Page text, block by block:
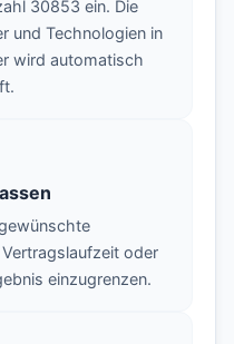
30853 ein. Die
und Technologien in
wird automatisch
oder
einzugrenzen.